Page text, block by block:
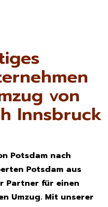
von
Innsbruck
Potsdam nach
Potsdam aus
Partner für einen
Umzug. Mit unserer